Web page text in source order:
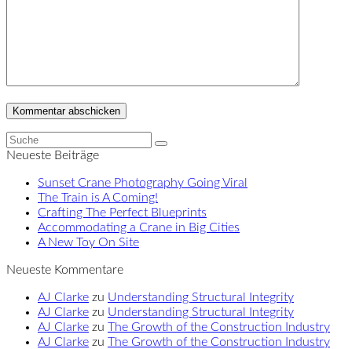
Suche
Senden
Neueste Beiträge
Sunset Crane Photography Going Viral
The Train is A Coming!
Crafting The Perfect Blueprints
Accommodating a Crane in Big Cities
A New Toy On Site
Neueste Kommentare
AJ Clarke zu Understanding Structural Integrity
AJ Clarke zu Understanding Structural Integrity
AJ Clarke zu The Growth of the Construction Industry
AJ Clarke zu The Growth of the Construction Industry